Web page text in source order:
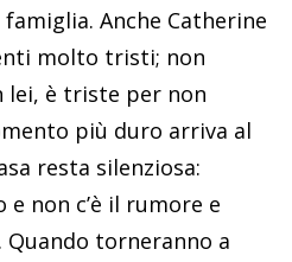
Anche Catherine
molto tristi; non
lei, è triste per non
più duro arriva al
resta silenziosa:
e non c’è il rumore e
Quando torneranno a